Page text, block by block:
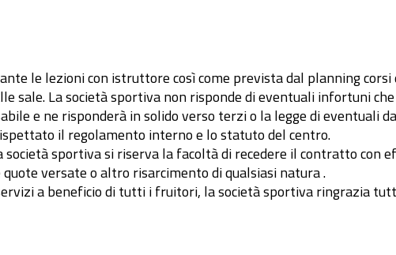
le lezioni con istruttore così come prevista dal planning corsi
La società sportiva non risponde di eventuali infortuni
e ne risponderà in solido verso terzi o la legge di eventuali
il regolamento interno e lo statuto del centro.
sportiva si riserva la facoltà di recedere il contratto con
versate o altro risarcimento di qualsiasi natura .
a beneficio di tutti i fruitori, la società sportiva ringrazia